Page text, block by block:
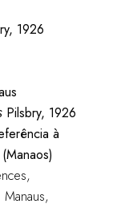
1926
Pilsbry, 1926
à